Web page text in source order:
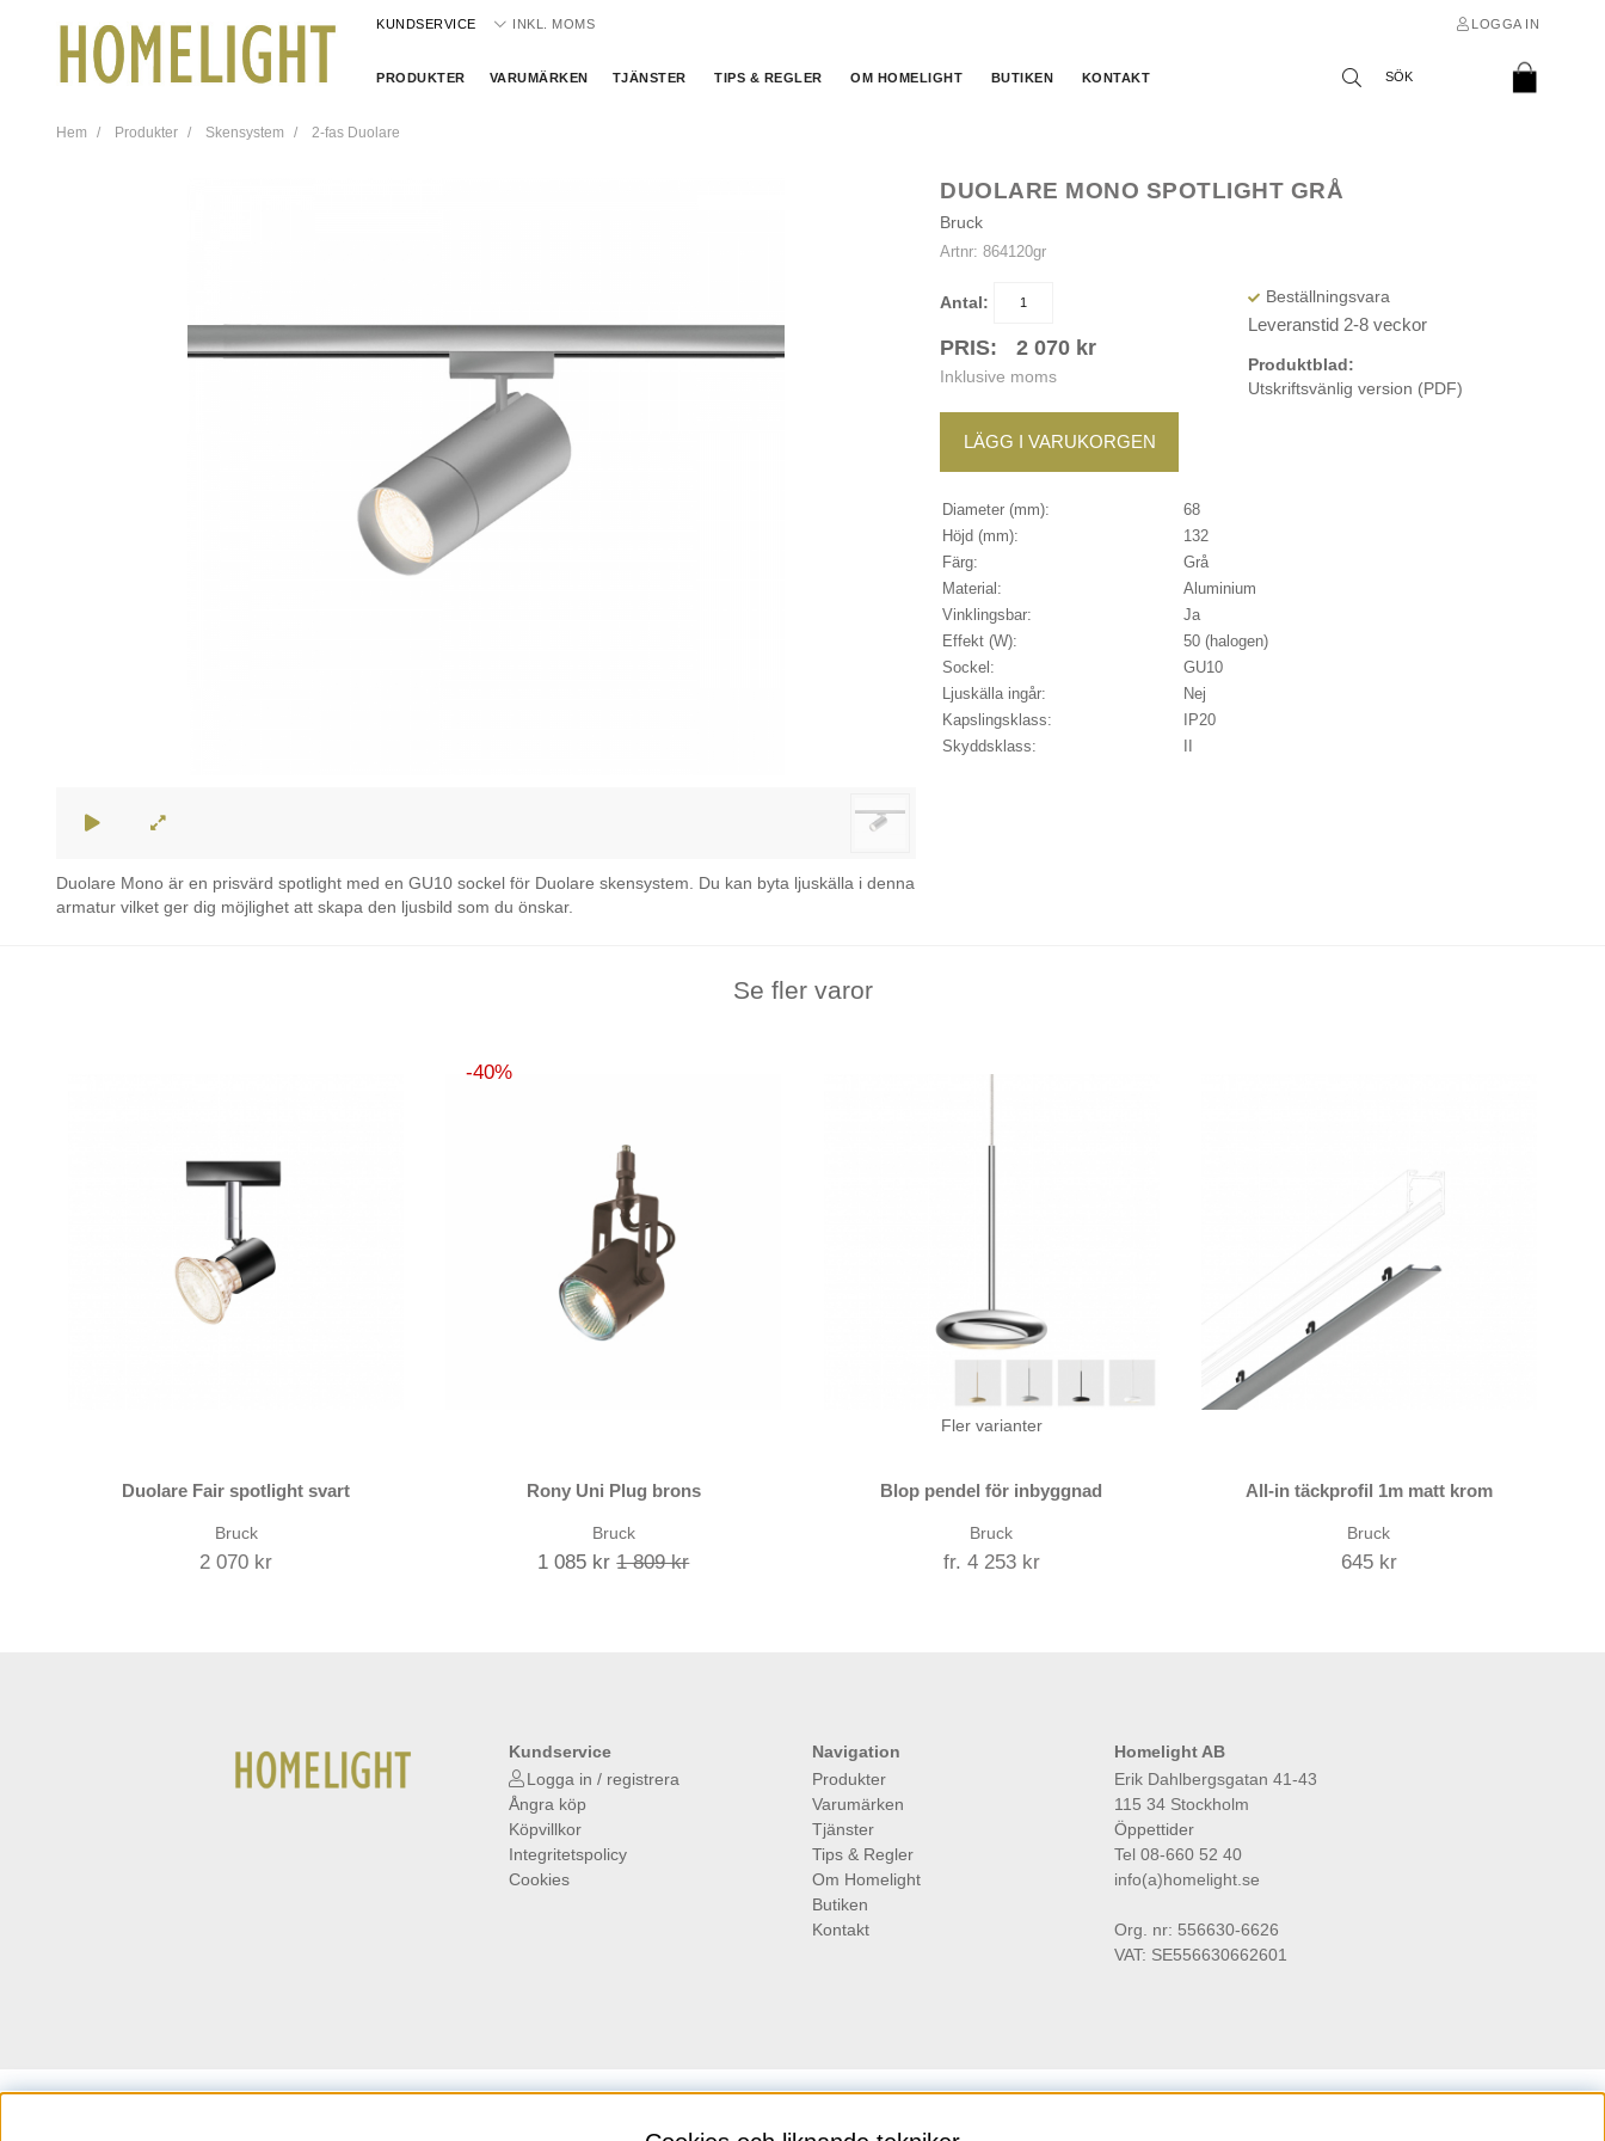
KUNDSERVICE INKL. MOMS LOGGA IN
PRODUKTER VARUMÄRKEN TJÄNSTER TIPS & REGLER OM HOMELIGHT BUTIKEN KONTAKT
Hem Produkter Skensystem 2-fas Duolare
Duolare Mono är en prisvärd spotlight med en GU10 sockel för Duolare skensystem. Du kan byta ljuskälla i denna
armatur vilket ger dig möjlighet att skapa den ljusbild som du önskar.
DUOLARE MONO SPOTLIGHT GRÅ
Bruck
Artnr:864120gr
Antal:
PRIS: 2 070 kr
Inklusive moms
LÄGG I VARUKORGEN
Leveranstid 2-8 veckor
Produktblad:
Utskriftsvänlig version (PDF)
Diameter (mm):
68
Höjd (mm):
132
Färg:
Grå
Material:
Aluminium
Vinklingsbar:
Ja
Effekt (W):
50 (halogen)
Sockel:
GU10
Ljuskälla ingår:
Nej
Kapslingsklass:
IP20
Skyddsklass:
II
Se fler varor
Duolare Fair spotlight svart
Bruck
2 070 kr
40
Rony Uni Plug brons
Bruck
1 085 kr 1 809 kr
Fler varianter
Blop pendel för inbyggnad
Bruck
fr. 4 253 kr
All-in täckprofil 1m matt krom
Bruck
645 kr
Kundservice
Logga in / registrera
Ångra köp
Köpvillkor
Integritetspolicy
Cookies
Navigation
Produkter
Varumärken
Tjänster
Tips & Regler
Om Homelight
Butiken
Kontakt
Homelight AB
Erik Dahlbergsgatan 41-43
115 34 Stockholm
Öppettider
Tel 08-660 52 40
info(a)homelight.se
Org. nr: 556630-6626
VAT: SE556630662601